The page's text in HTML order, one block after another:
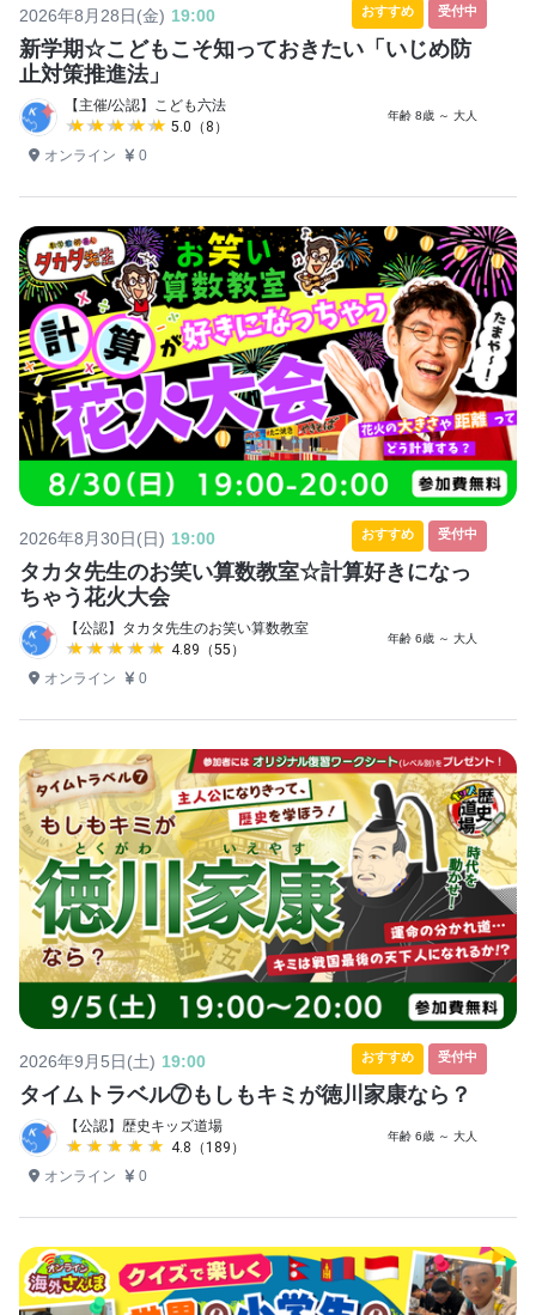
2026年8月28日(金) 19:00 おすすめ 受付中
新学期☆こどもこそ知っておきたい「いじめ防
止対策推進法」
【主催/公認】こども六法
★★★★★
★★★★★ 5.0（8） 年齢 8歳 ～ 大人
オンライン 0
2026年8月30日(日) 19:00 おすすめ 受付中
タカタ先生のお笑い算数教室☆計算好きになっ
ちゃう花火大会
【公認】タカタ先生のお笑い算数教室
★★★★★
★★★★★ 4.89（55） 年齢 6歳 ～ 大人
オンライン 0
2026年9月5日(土) 19:00 おすすめ 受付中
タイムトラベル⑦もしもキミが徳川家康なら？
【公認】歴史キッズ道場
★★★★★
★★★★★ 4.8（189） 年齢 6歳 ～ 大人
オンライン 0